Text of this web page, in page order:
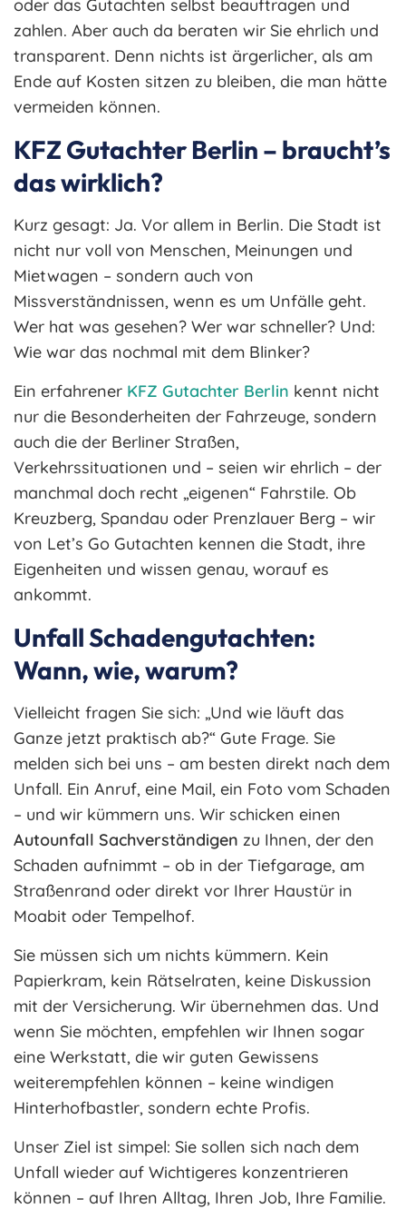
oder das Gutachten selbst beauftragen und
zahlen. Aber auch da beraten wir Sie ehrlich und
transparent. Denn nichts ist ärgerlicher, als am
Ende auf Kosten sitzen zu bleiben, die man hätte
vermeiden können.
KFZ Gutachter Berlin – braucht’s
das wirklich?
Kurz gesagt: Ja. Vor allem in Berlin. Die Stadt ist
nicht nur voll von Menschen, Meinungen und
Mietwagen – sondern auch von
Missverständnissen, wenn es um Unfälle geht.
Wer hat was gesehen? Wer war schneller? Und:
Wie war das nochmal mit dem Blinker?
Ein erfahrener KFZ Gutachter Berlin kennt nicht
nur die Besonderheiten der Fahrzeuge, sondern
auch die der Berliner Straßen,
Verkehrssituationen und – seien wir ehrlich – der
manchmal doch recht „eigenen“ Fahrstile. Ob
Kreuzberg, Spandau oder Prenzlauer Berg – wir
von Let’s Go Gutachten kennen die Stadt, ihre
Eigenheiten und wissen genau, worauf es
ankommt.
Unfall Schadengutachten:
Wann, wie, warum?
Vielleicht fragen Sie sich: „Und wie läuft das
Ganze jetzt praktisch ab?“ Gute Frage. Sie
melden sich bei uns – am besten direkt nach dem
Unfall. Ein Anruf, eine Mail, ein Foto vom Schaden
– und wir kümmern uns. Wir schicken einen
Autounfall Sachverständigen zu Ihnen, der den
Schaden aufnimmt – ob in der Tiefgarage, am
Straßenrand oder direkt vor Ihrer Haustür in
Moabit oder Tempelhof.
Sie müssen sich um nichts kümmern. Kein
Papierkram, kein Rätselraten, keine Diskussion
mit der Versicherung. Wir übernehmen das. Und
wenn Sie möchten, empfehlen wir Ihnen sogar
eine Werkstatt, die wir guten Gewissens
weiterempfehlen können – keine windigen
Hinterhofbastler, sondern echte Profis.
Unser Ziel ist simpel: Sie sollen sich nach dem
Unfall wieder auf Wichtigeres konzentrieren
können – auf Ihren Alltag, Ihren Job, Ihre Familie.